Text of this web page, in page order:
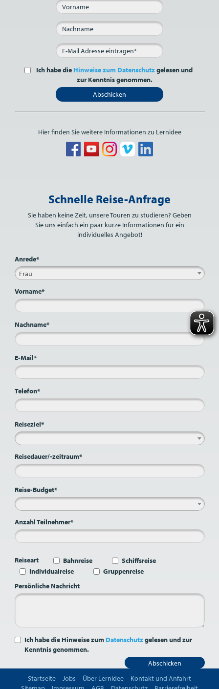
Ich habe die Hinweise zum Datenschutzgelesen und
zur Kenntnis genommen.
Abschicken
Hier finden Sie weitere Informationen zu Lernidee
Schnelle Reise-Anfrage
Sie haben keine Zeit, unsere Touren zu studieren? Geben
Sie uns einfach ein paar kurze Informationen für ein
individuelles Angebot!
Anrede*
Frau
Vorname*
Nachname*
E-Mail*
Telefon*
Reiseziel*
Reisedauer/-zeitraum*
Reise-Budget*
Anzahl Teilnehmer*
Reiseart Bahnreise
Schiffsreise
Individualreise
Gruppenreise
Persönliche Nachricht
Ich habe die Hinweise zum Datenschutzgelesen und zur
Kenntnis genommen.
Abschicken
Startseite
Jobs Über Lernidee
Kontakt und Anfahrt